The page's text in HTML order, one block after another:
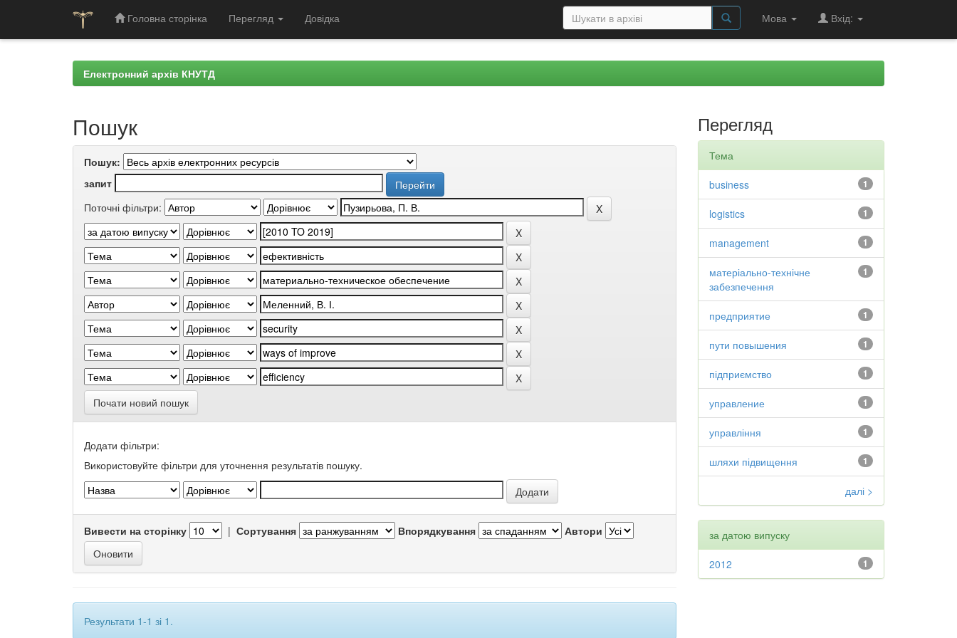
Головна сторінка Перегляд Довідка Мова Вхід:
Електронний архів КНУТД
Пошук
Пошук:
запит
Поточні фільтри:
Почати новий пошук
Додати фільтри:
Використовуйте фільтри для уточнення результатів пошуку.
Вивести на сторінку | Сортування Впорядкування Автори
Результати 1-1 зі 1.
Перегляд
Тема
1
business
1
logistics
1
management
1
матеріально-технічне
забезпечення
1
предприятие
1
пути повышения
1
підприємство
1
управление
1
управління
1
шляхи підвищення
далі >
за датою випуску
1
2012